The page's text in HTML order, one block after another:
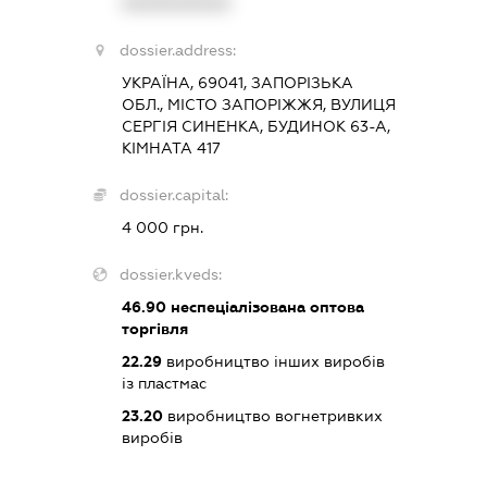
dossier.address:
УКРАЇНА, 69041, ЗАПОРІЗЬКА
ОБЛ., МІСТО ЗАПОРІЖЖЯ, ВУЛИЦЯ
СЕРГІЯ СИНЕНКА, БУДИНОК 63-А,
КІМНАТА 417
dossier.capital:
4 000 грн.
dossier.kveds:
46.90неспеціалізована оптова
торгівля
22.29виробництво інших виробів
із пластмас
23.20виробництво вогнетривких
виробів